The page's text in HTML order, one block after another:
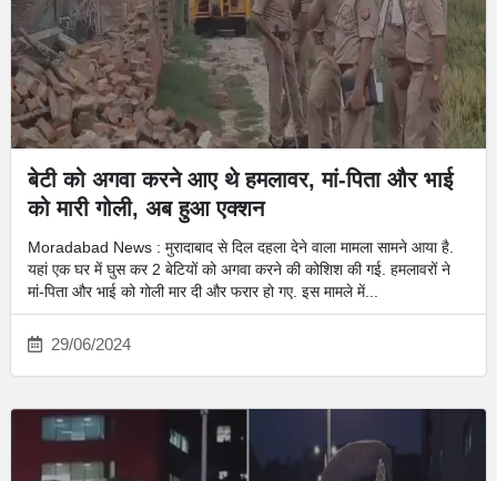
बेटी को अगवा करने आए थे हमलावर, मां-पिता और भाई
को मारी गोली, अब हुआ एक्‍शन
29/06/2024
Moradabad News : मुरादाबाद से दिल दहला देने वाला मामला सामने आया है.
यहां एक घर में घुस कर 2 बेटियों को अगवा करने की कोशिश की गई. हमलावरों ने
मां-पिता और भाई को गोली मार दी और फरार हो गए. इस मामले में...